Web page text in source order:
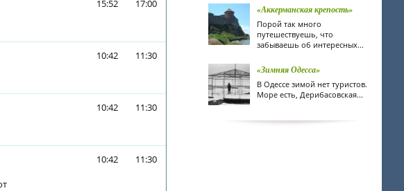
15:52 17:00
10:42 11:30
10:42 11:30
10:42 11:30
«Аккерманская крепость»
Порой так много
путешествуешь, что
забываешь об интересных...
«Зимняя Одесса»
В Одессе зимой нет туристов.
Море есть, Дерибасовская...